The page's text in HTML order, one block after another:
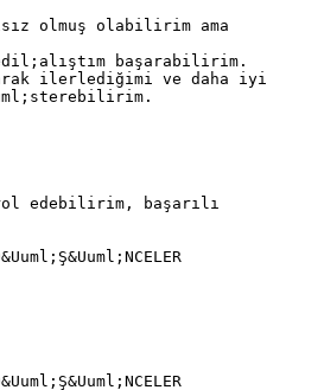
olmuş olabilirim ama
başarabilirim.
ilerlediğimi ve daha iyi
edebilirim, başarılı